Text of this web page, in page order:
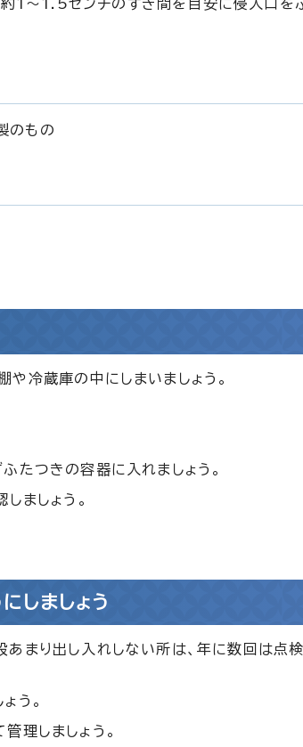
1～1.5センチのすき間を目安に侵入口を
のもの
冷蔵庫の中にしまいましょう。
たつきの容器に入れましょう。
ましょう。
しましょう
まり出し入れしない所は、年に数回は点
う。
理しましょう。